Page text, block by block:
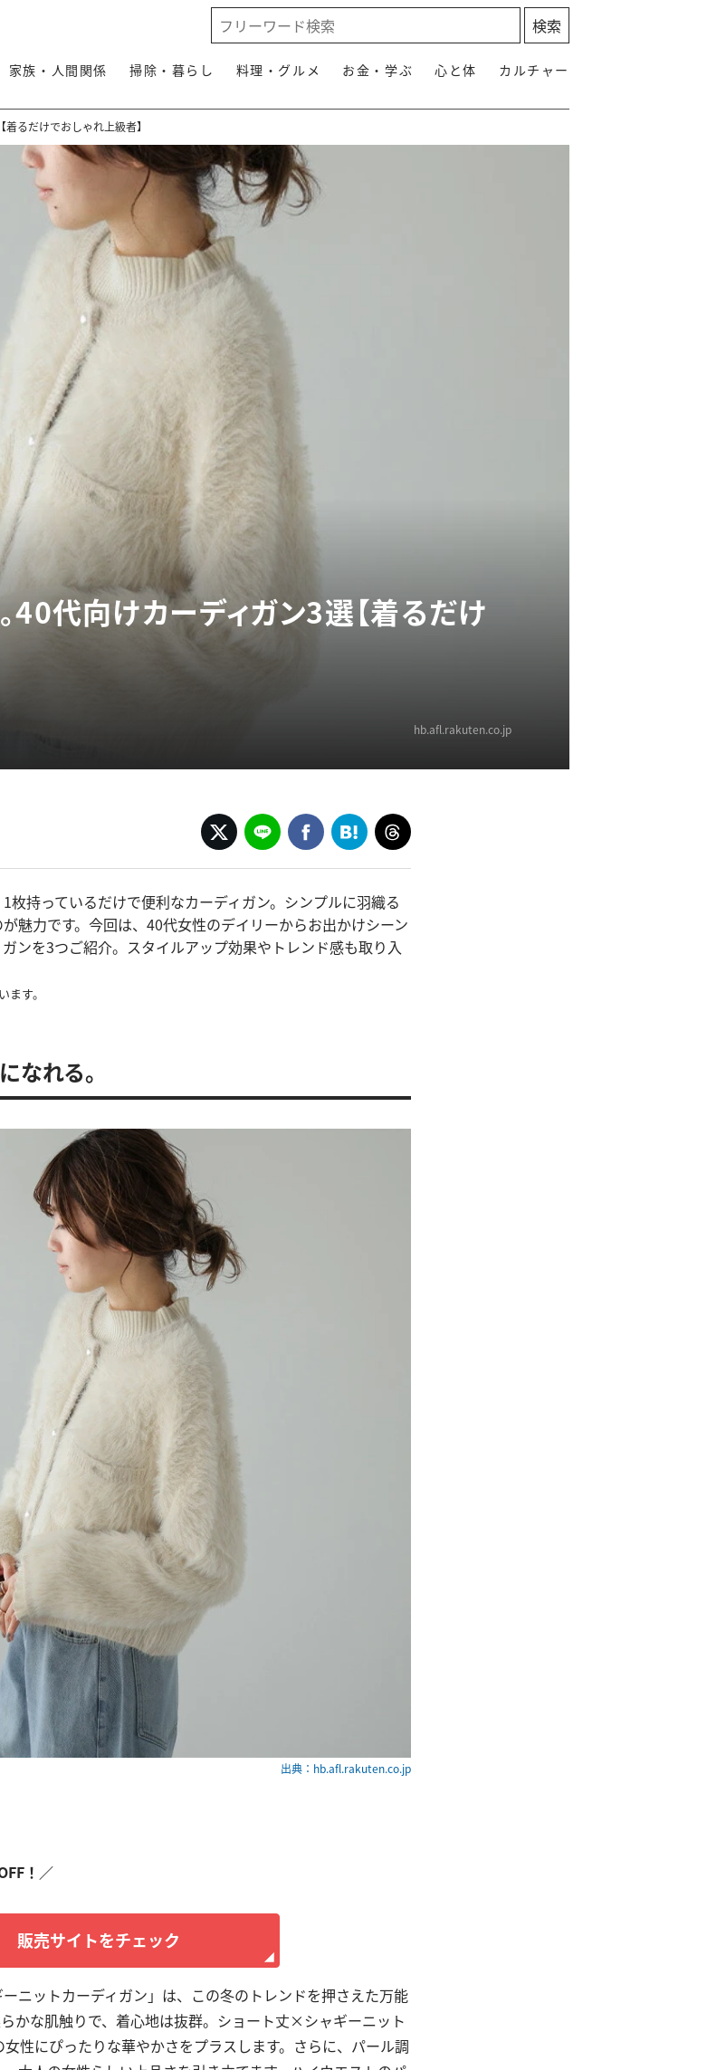
家族・人間関係 掃除・暮らし 料理・グルメ お金・学ぶ 心と体 カルチャー
るだけでおしゃれ上級者】
40代向けカーディガン3選【着るだけ
hb.afl.rakuten.co.jp
枚持っているだけで便利なカーディガン。シンプルに羽織る
魅力です。今回は、40代女性のデイリーからお出かけシーン
ンを3つご紹介。スタイルアップ効果やトレンド感も取り入
す。
なれる。
出典：hb.afl.rakuten.co.jp
！／
販売サイトをチェック
ニットカーディガン」は、この冬のトレンドを押さえた万能
かな肌触りで、着心地は抜群。ショート丈×シャギーニット
性にぴったりな華やかさをプラスします。さらに、パール調